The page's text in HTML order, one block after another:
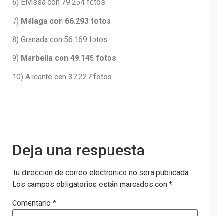
6) Eivissa con 79.264 fotos
7) Málaga con 66.293 fotos
8) Granada con 56.169 fotos
9) Marbella con 49.145 fotos
10) Alicante con 37.227 fotos
Deja una respuesta
Tu dirección de correo electrónico no será publicada.
Los campos obligatorios están marcados con *
Comentario *